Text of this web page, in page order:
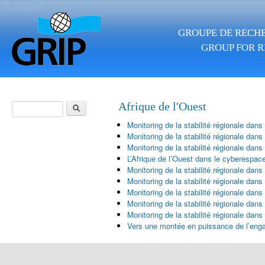
GROUPE DE
GROUP FOR
Afrique de l'Ouest
Monitoring de la stabilité régionale
Monitoring de la stabilité régionale
Monitoring de la stabilité régionale
L’Afrique de l’Ouest dans le
Monitoring de la stabilité régionale
Monitoring de la stabilité régionale
Monitoring de la stabilité régionale
Monitoring de la stabilité régionale
Monitoring de la stabilité régionale
Vers une montée en puissance de
Search form